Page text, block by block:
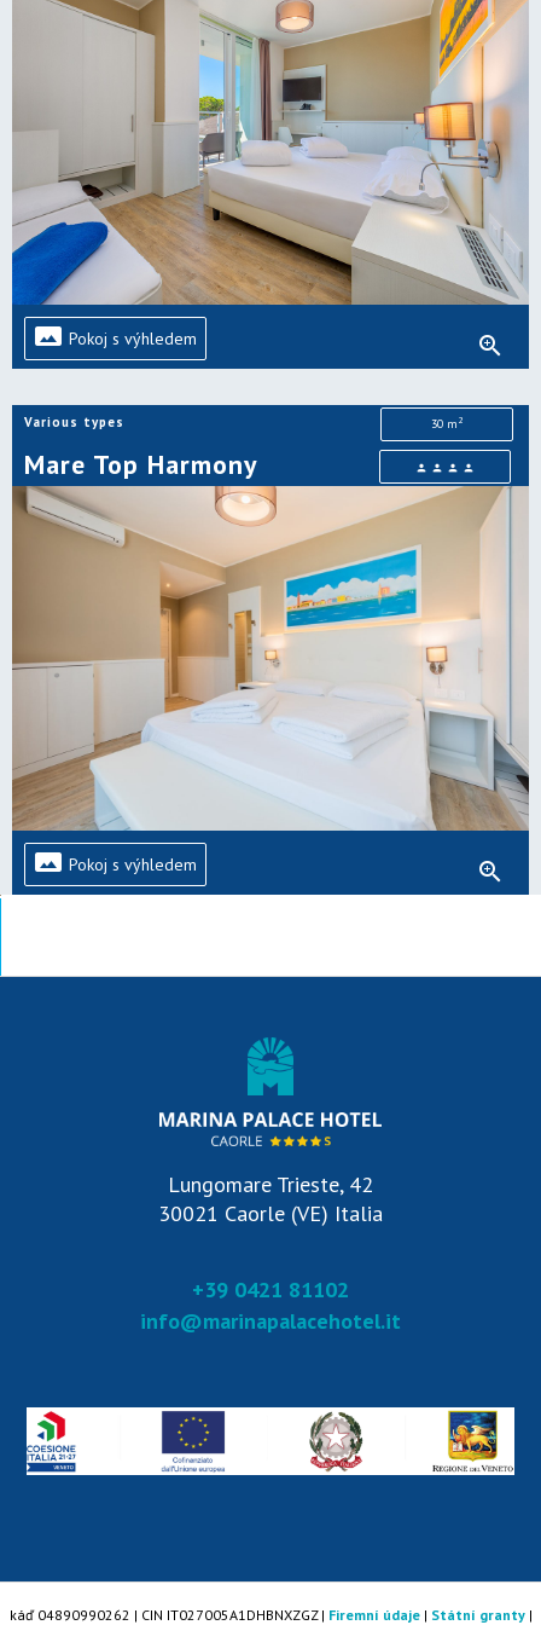
panorama Pokoj s výhledem zoom_in
Various types
Mare Top Harmony
30 m 2
person person person person
panorama Pokoj s výhledem zoom_in
Lungomare Trieste, 42
30021 Caorle (VE) Italia
+39 0421 81102
info@marinapalacehotel.it
káď 04890990262 | CIN IT027005A1DHBNXZGZ | Firemní údaje| Státní granty|